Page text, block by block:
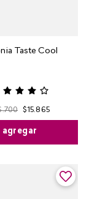
Taste Cool
.700 $15.865
agregar